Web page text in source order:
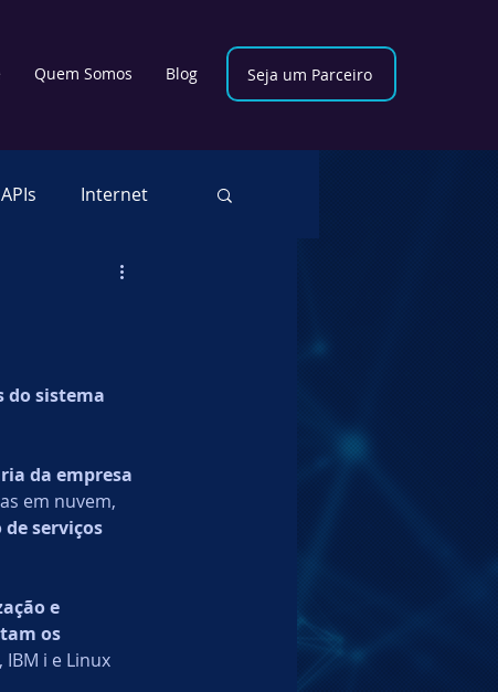
Quem Somos Blog Seja um Parceiro
APIs Internet
do sistema
da empresa
em nuvem,
serviços
e
os
i e Linux